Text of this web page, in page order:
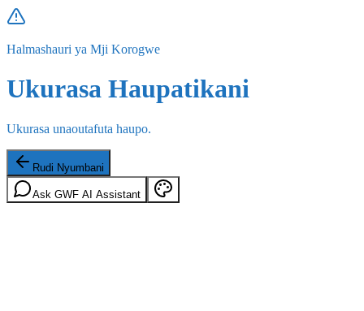
Halmashauri ya Mji Korogwe
Ukurasa Haupatikani
Ukurasa unaoutafuta haupo.
Rudi Nyumbani
Ask GWF AI Assistant